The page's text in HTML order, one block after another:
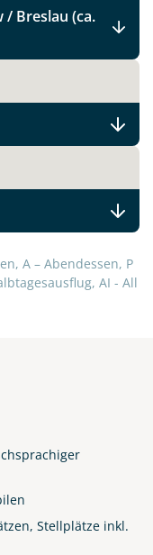
/ Breslau (ca.
A – Abendessen, P
AI - All
Stellplätze inkl.